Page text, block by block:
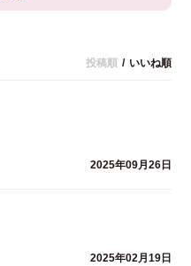
投稿順 / いいね順
2025年09月26日
2025年02月19日